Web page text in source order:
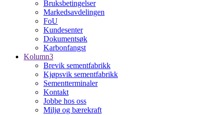
Bruksbetingelser
Markedsavdelingen
FoU
Kundesenter
Dokumentsøk
Karbonfangst
Kolumn3
Brevik sementfabrikk
Kjøpsvik sementfabrikk
Sementterminaler
Kontakt
Jobbe hos oss
Miljø og bærekraft